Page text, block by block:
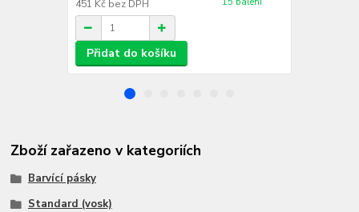
451 Kč bez DPH
Přidat do košíku
Zboží zařazeno v kategoriích
Barvící pásky
Standard (vosk)